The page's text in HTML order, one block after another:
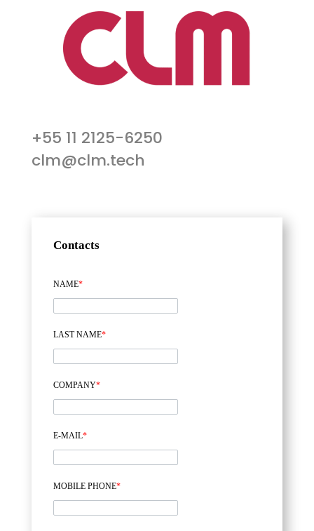
+55 11 2125-6250
clm@clm.tech
Contacts
NAME*
LAST NAME*
COMPANY*
E-MAIL*
MOBILE PHONE*